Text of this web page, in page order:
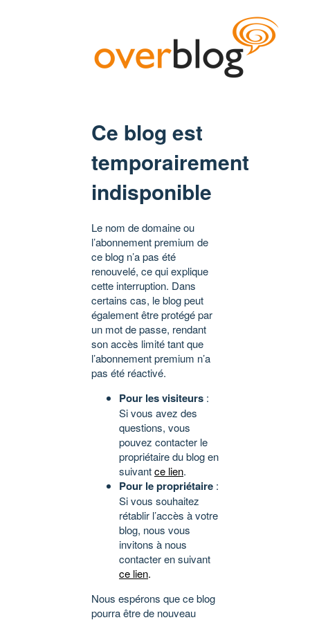
Ce blog est
temporairement
indisponible
Le nom de domaine ou
l’abonnement premium de
ce blog n’a pas été
renouvelé, ce qui explique
cette interruption. Dans
certains cas, le blog peut
également être protégé par
un mot de passe, rendant
son accès limité tant que
l’abonnement premium n’a
pas été réactivé.
Pour les visiteurs :
Si vous avez des
questions, vous
pouvez contacter le
propriétaire du blog en
suivantce lien.
Pour le propriétaire :
Si vous souhaitez
rétablir l’accès à votre
blog, nous vous
invitons à nous
contacter en suivant
ce lien.
Nous espérons que ce blog
pourra être de nouveau